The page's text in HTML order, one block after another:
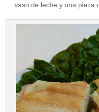
vaso de leche y una pieza